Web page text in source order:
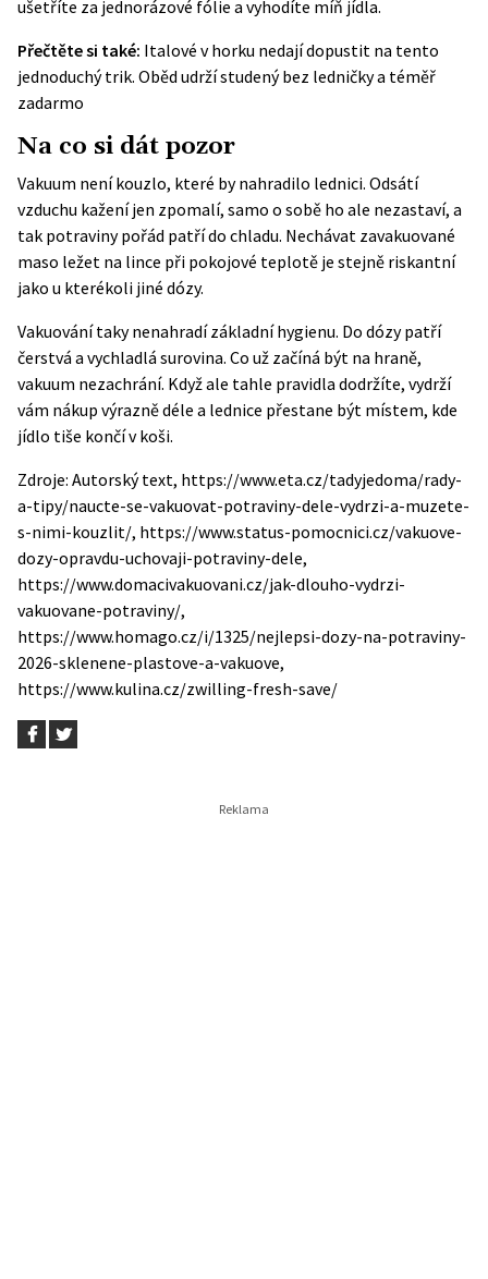
ušetříte za jednorázové fólie a vyhodíte míň jídla.
Přečtěte si také: Italové v horku nedají dopustit na tento
jednoduchý trik. Oběd udrží studený bez ledničky a téměř
zadarmo
Na co si dát pozor
Vakuum není kouzlo, které by nahradilo lednici. Odsátí
vzduchu kažení jen zpomalí, samo o sobě ho ale nezastaví, a
tak potraviny pořád patří do chladu. Nechávat zavakuované
maso ležet na lince při pokojové teplotě je stejně riskantní
jako u kterékoli jiné dózy.
Vakuování taky nenahradí základní hygienu. Do dózy patří
čerstvá a vychladlá surovina. Co už začíná být na hraně,
vakuum nezachrání. Když ale tahle pravidla dodržíte, vydrží
vám nákup výrazně déle a lednice přestane být místem, kde
jídlo tiše končí v koši.
Zdroje: Autorský text, https://www.eta.cz/tadyjedoma/rady-
a-tipy/naucte-se-vakuovat-potraviny-dele-vydrzi-a-muzete-
s-nimi-kouzlit/, https://www.status-pomocnici.cz/vakuove-
dozy-opravdu-uchovaji-potraviny-dele,
https://www.domacivakuovani.cz/jak-dlouho-vydrzi-
vakuovane-potraviny/,
https://www.homago.cz/i/1325/nejlepsi-dozy-na-potraviny-
2026-sklenene-plastove-a-vakuove,
https://www.kulina.cz/zwilling-fresh-save/